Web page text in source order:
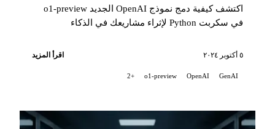
اكتشف كيفية دمج نموذج OpenAI الجديد o1-preview
في سكربت Python لإثراء مشاريعك في الذكاء
٥ أكتوبر ٢٠٢٤ اقرأ المزيد
GenAI
OpenAI
o1-preview
+2